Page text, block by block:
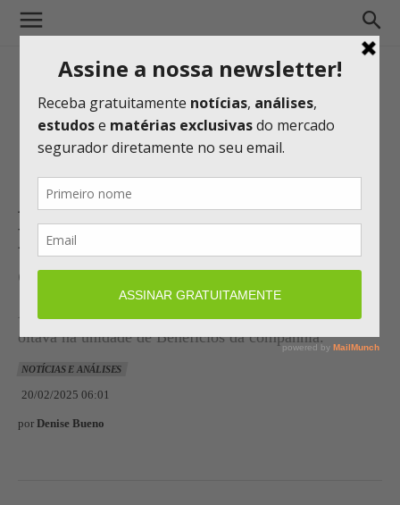
Alper Seguros compra da
Humani, segunda compra
deste ano
oitava na unidade de Benefícios da companhia.
NOTÍCIAS E ANÁLISES
20/02/2025 06:01
por Denise Bueno